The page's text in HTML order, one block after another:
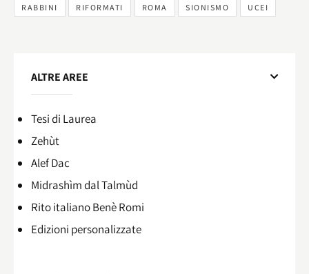
RABBINI RIFORMATI ROMA SIONISMO UCEI
ALTRE AREE
Tesi di Laurea
Zehùt
Alef Dac
Midrashìm dal Talmùd
Rito italiano Benè Romi​
Edizioni personalizzate